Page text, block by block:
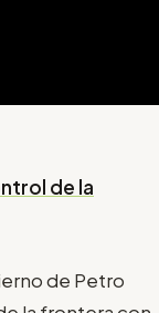
de la
de Petro